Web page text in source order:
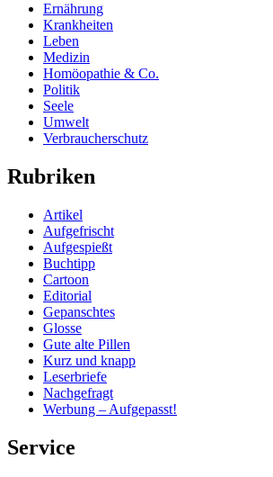
Ernährung
Krankheiten
Leben
Medizin
Homöopathie & Co.
Politik
Seele
Umwelt
Verbraucherschutz
Rubriken
Artikel
Aufgefrischt
Aufgespießt
Buchtipp
Cartoon
Editorial
Gepanschtes
Glosse
Gute alte Pillen
Kurz und knapp
Leserbriefe
Nachgefragt
Werbung – Aufgepasst!
Service